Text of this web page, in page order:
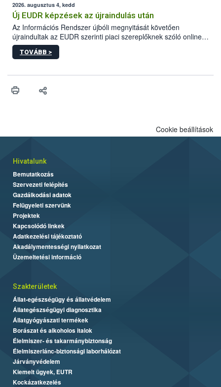
higiéniai szabályok betartása, a megfelelő hőkezelés, valamint a
maradékok szakszerű tárolása. A Nemzeti Élelmiszerlánc-
biztonsági Hivatal (Nébih) Oktatási Programja összegyűjtötte a
biztonságos grillezés legfontosabb tudnivalóit.
2026. augusztus 4, kedd
Új EUDR képzések az újraindulás után
Az Információs Rendszer újbóli megnyitását követően
újraindultak az EUDR szerinti piaci szereplőknek szóló online
képzések.
TOVÁBB >
Cookie beállítások
Hivatalunk
Bemutatkozás
Szervezeti felépítés
Gazdálkodási adatok
Felügyeleti szervünk
Projektek
Kapcsolódó linkek
Adatkezelési tájékoztató
Akadálymentességi nyilatkozat
Üzemeltetési információ
Szakterületek
Állat-egészségügy és állatvédelem
Állategészségügyi diagnosztika
Állatgyógyászati termékek
Borászat és alkoholos italok
Élelmiszer- és takarmánybiztonság
Élelmiszerlánc-biztonsági laborhálózat
Járványvédelem
Kiemelt ügyek, EUTR
Kockázatkezelés